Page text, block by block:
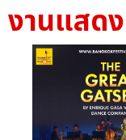
งานแสดง